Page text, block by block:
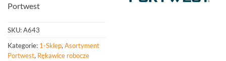
Portwest
SKU:A643
Kategorie: 1-Sklep,Asortyment
Portwest, Rękawice robocze